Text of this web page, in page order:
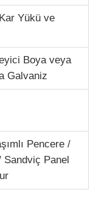
Yükü ve
Boya veya
Galvaniz
Pencere /
Sandviç Panel